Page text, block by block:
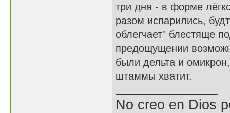
три дня - в форме
разом испарились,
облегчает" блестяще
предощущении
были дельта и
штаммы хватит.
No creo en Dios